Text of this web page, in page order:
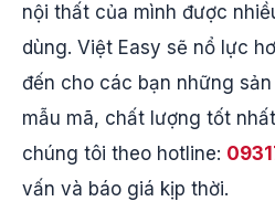
nội thất của mình được
dùng. Việt Easy sẽ nổ lực
đến cho các bạn những
mẫu mã, chất lượng tốt
chúng tôi theo hotline:
vấn và báo giá kịp thời.